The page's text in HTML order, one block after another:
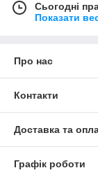
Сьогодні
Показати
Про нас
Контакти
Доставка та
Графік роботи